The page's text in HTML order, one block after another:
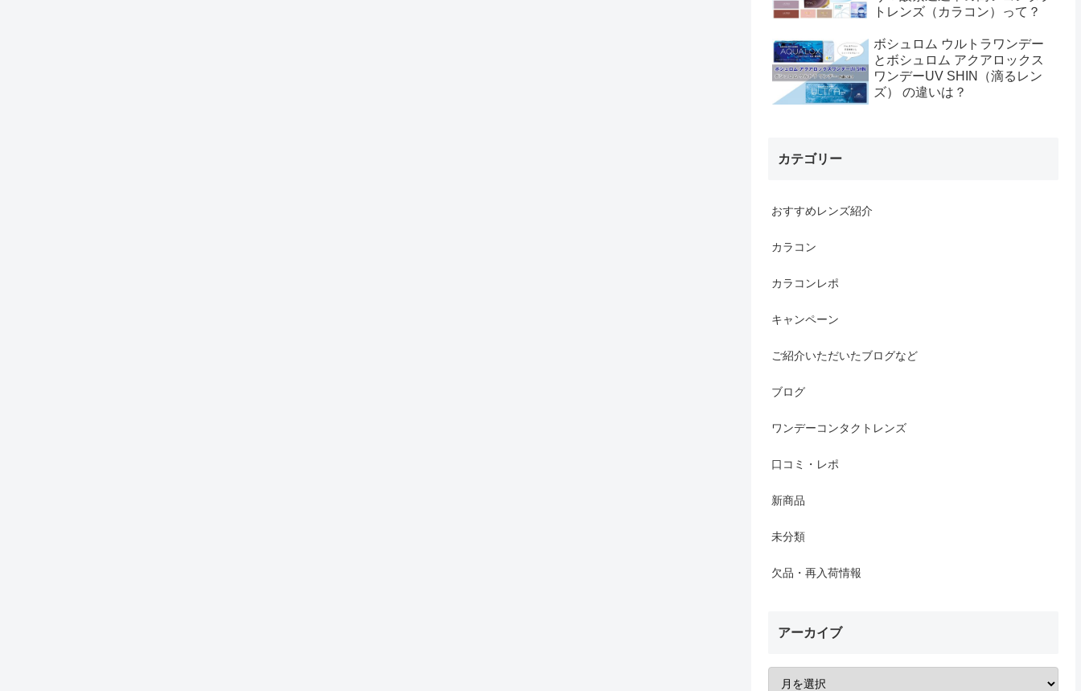
トレンズ（カラコン）って？
ボシュロム ウルトラワンデー
とボシュロム アクアロックス
ワンデーUV SHIN（滴るレン
ズ） の違いは？
カテゴリー
おすすめレンズ紹介
カラコン
カラコンレポ
キャンペーン
ご紹介いただいたブログなど
ブログ
ワンデーコンタクトレンズ
口コミ・レポ
新商品
未分類
欠品・再入荷情報
アーカイブ